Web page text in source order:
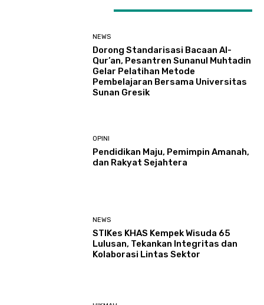
NEWS
Dorong Standarisasi Bacaan Al-
Qur’an, Pesantren Sunanul Muhtadin
Gelar Pelatihan Metode
Pembelajaran Bersama Universitas
Sunan Gresik
OPINI
Pendidikan Maju, Pemimpin Amanah,
dan Rakyat Sejahtera
NEWS
STIKes KHAS Kempek Wisuda 65
Lulusan, Tekankan Integritas dan
Kolaborasi Lintas Sektor